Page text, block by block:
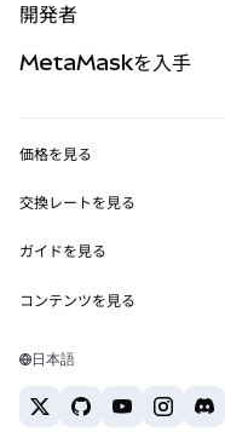
パーペチュアル
RWA
開発者
MetaMask Connect
Snaps
Web3サービス
MetaMaskを入手
セキュリティ
サポート
キャリア
お問い合わせ
価格を見る
イーサリアムの価格
Solanaの価格
Tetherの価格
交換レートを見る
ETH→USD
USDT→INR
BTC→INR
ETH→USDT
ガイドを見る
ETHの購入
USDTの購入
コンテンツを見る
Solanaウォレット
日本語